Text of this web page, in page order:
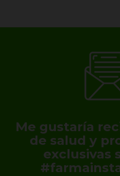
Me gustaría
de salud y
exclusivas